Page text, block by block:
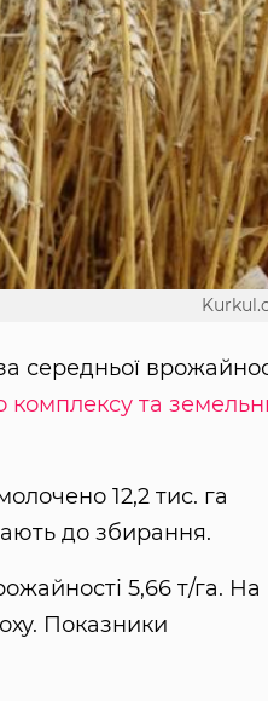
середньої
та
12,2 тис. га
до збирання.
5,66 т/га. На
Показники